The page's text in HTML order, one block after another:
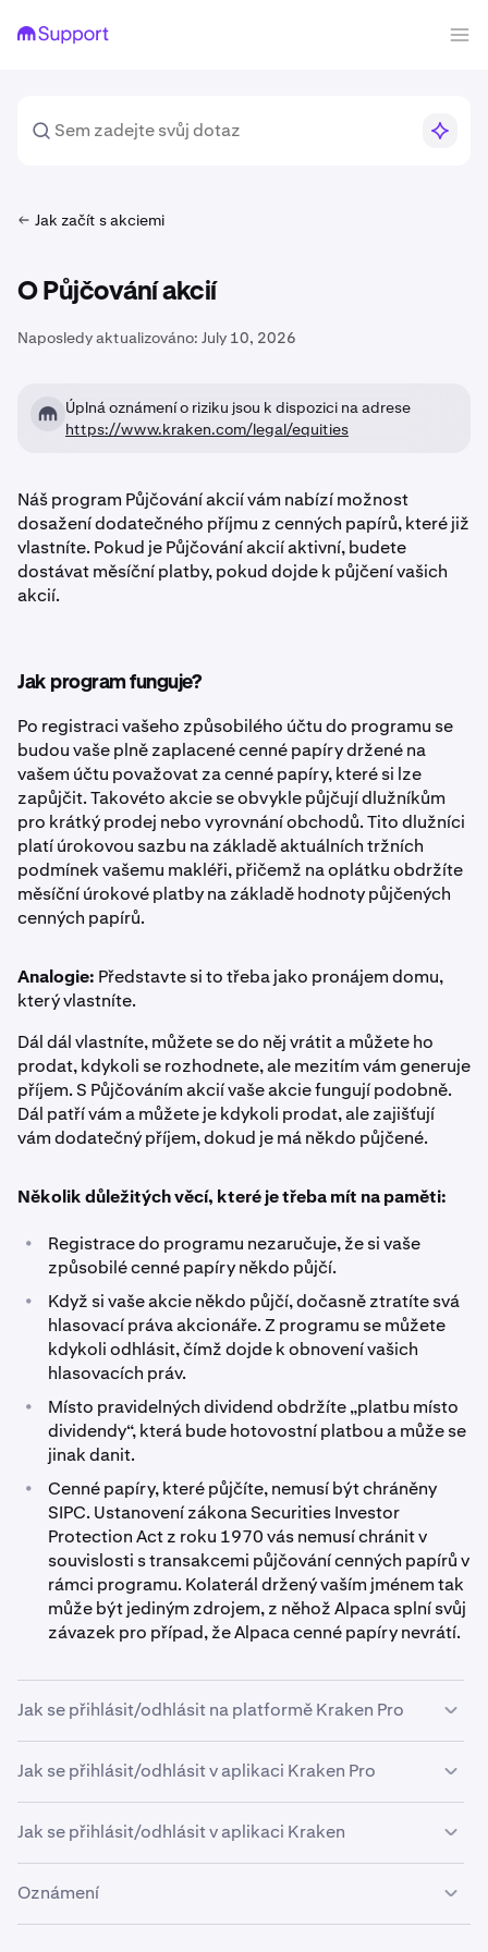
Jak začít s akciemi
O Půjčování akcií
Naposledy aktualizováno: July 10, 2026
Úplná oznámení o riziku jsou k dispozici na adrese
https://www.kraken.com/legal/equities
Náš program Půjčování akcií vám nabízí možnost
dosažení dodatečného příjmu z cenných papírů, které již
vlastníte. Pokud je Půjčování akcií aktivní, budete
dostávat měsíční platby, pokud dojde k půjčení vašich
akcií.
Jak program funguje?
Po registraci vašeho způsobilého účtu do programu se
budou vaše plně zaplacené cenné papíry držené na
vašem účtu považovat za cenné papíry, které si lze
zapůjčit. Takovéto akcie se obvykle půjčují dlužníkům
pro krátký prodej nebo vyrovnání obchodů. Tito dlužníci
platí úrokovou sazbu na základě aktuálních tržních
podmínek vašemu makléři, přičemž na oplátku obdržíte
měsíční úrokové platby na základě hodnoty půjčených
cenných papírů.
Analogie: Představte si to třeba jako pronájem domu,
který vlastníte.
Dál dál vlastníte, můžete se do něj vrátit a můžete ho
prodat, kdykoli se rozhodnete, ale mezitím vám generuje
příjem. S Půjčováním akcií vaše akcie fungují podobně.
Dál patří vám a můžete je kdykoli prodat, ale zajišťují
vám dodatečný příjem, dokud je má někdo půjčené.
Několik důležitých věcí, které je třeba mít na paměti:
•
Registrace do programu nezaručuje, že si vaše
způsobilé cenné papíry někdo půjčí.
•
Když si vaše akcie někdo půjčí, dočasně ztratíte svá
hlasovací práva akcionáře. Z programu se můžete
kdykoli odhlásit, čímž dojde k obnovení vašich
hlasovacích práv.
•
Místo pravidelných dividend obdržíte „platbu místo
dividendy“, která bude hotovostní platbou a může se
jinak danit.
•
Cenné papíry, které půjčíte, nemusí být chráněny
SIPC. Ustanovení zákona Securities Investor
Protection Act z roku 1970 vás nemusí chránit v
souvislosti s transakcemi půjčování cenných papírů v
rámci programu. Kolaterál držený vaším jménem tak
může být jediným zdrojem, z něhož Alpaca splní svůj
závazek pro případ, že Alpaca cenné papíry nevrátí.
Jak se přihlásit/odhlásit na platformě Kraken Pro
1
Otevřete platformu Kraken Pro a přejděte na záložku
Účetv nabídceNastavení.
2 Pokud jste způsobilí, uvidíte přepínač
akcií.
Jak se přihlásit/odhlásit v aplikaci Kraken Pro
1
Otevřete aplikaci Kraken Pro a přejděte do části
Nastavení účtu.
2 Klepněte na možnost
Jak se přihlásit/odhlásit v aplikaci Kraken
1
Otevřete aplikaci Kraken a přejděte do části
Nastavení účtu.
Oznámení